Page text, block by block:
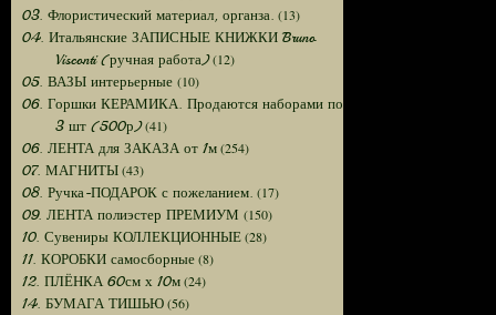
03. Флористический материал, органза. (13)
04. Итальянские ЗАПИСНЫЕ КНИЖКИ Bruno
Visconti (ручная работа)(12)
05. ВАЗЫ интерьерные (10)
06. Горшки КЕРАМИКА. Продаются наборами по
3 шт (500р)(41)
06. ЛЕНТА для ЗАКАЗА от 1м(254)
07. МАГНИТЫ(43)
08. Ручка-ПОДАРОК с пожеланием. (17)
09. ЛЕНТА полиэстер ПРЕМИУМ (150)
10. Сувениры КОЛЛЕКЦИОННЫЕ(28)
11. КОРОБКИ самосборные(8)
12. ПЛЁНКА 60см х 10м(24)
14. БУМАГА ТИШЬЮ(56)